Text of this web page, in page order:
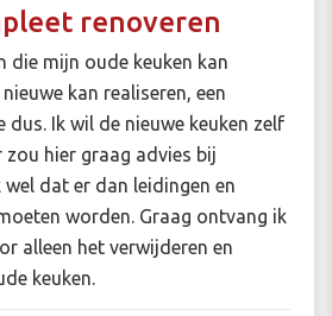
renoveren
die mijn oude keuken kan
kan realiseren, een
dus. Ik wil de nieuwe keuken zelf
hier graag advies bij
wel dat er dan leidingen en
worden. Graag ontvang ik
alleen het verwijderen en
keuken.